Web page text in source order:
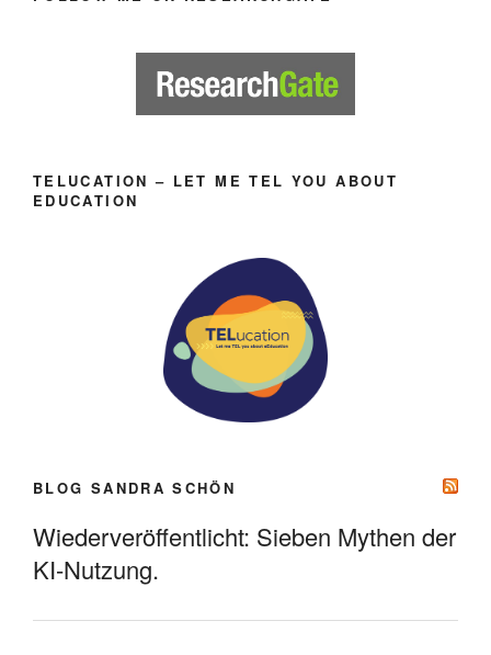
TELUCATION – LET ME TEL YOU ABOUT
EDUCATION
BLOG SANDRA SCHÖN
Wiederveröffentlicht: Sieben Mythen der
KI-Nutzung.